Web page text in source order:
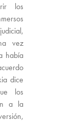
los
vez
había
dice
los
a la